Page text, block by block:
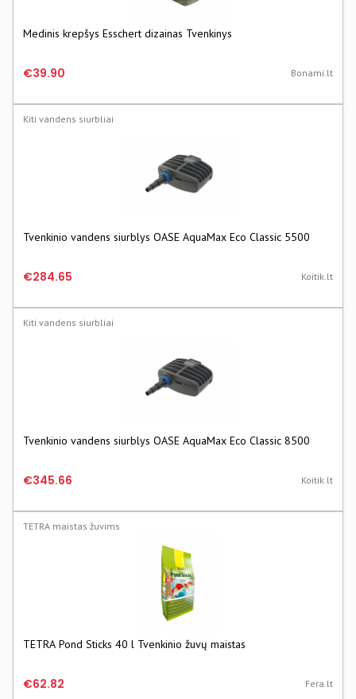
Medinis krepšys Esschert dizainas Tvenkinys
€39.90 Bonami.lt
Kiti vandens siurbliai
Tvenkinio vandens siurblys OASE AquaMax Eco Classic 5500
€284.65 Koitik.lt
Kiti vandens siurbliai
Tvenkinio vandens siurblys OASE AquaMax Eco Classic 8500
€345.66 Koitik.lt
TETRA maistas žuvims
TETRA Pond Sticks 40 l Tvenkinio žuvų maistas
€62.82 Fera.lt